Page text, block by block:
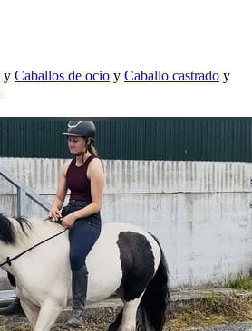
y Caballos de ocio y Caballo castrado y